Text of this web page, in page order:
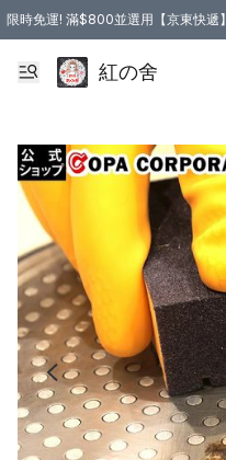
限時免運! 滿$800並選用【京東快遞】
紅の舍